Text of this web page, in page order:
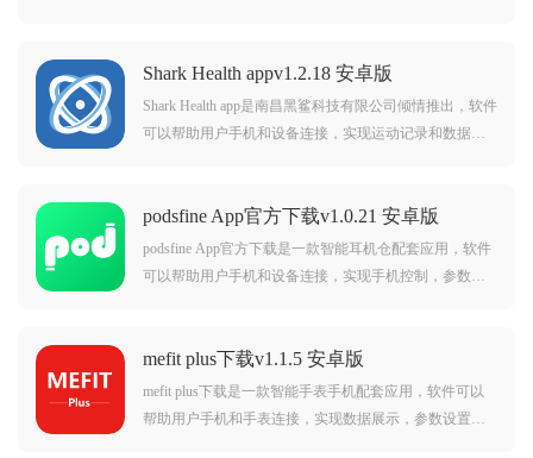
加的简单。
Shark Health appv1.2.18 安卓版
Shark Health app是南昌黑鲨科技有限公司倾情推出，软件
可以帮助用户手机和设备连接，实现运动记录和数据分
验。
podsfine App官方下载v1.0.21 安卓版
podsfine App官方下载是一款智能耳机仓配套应用，软件
可以帮助用户手机和设备连接，实现手机控制，参数设
mefit plus下载v1.1.5 安卓版
mefit plus下载是一款智能手表手机配套应用，软件可以
帮助用户手机和手表连接，实现数据展示，参数设置，